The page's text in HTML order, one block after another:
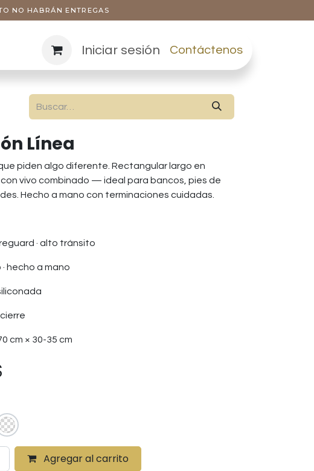
NO HABRÁN ENTREGAS
Iniciar sesión Contáctenos
Línea
piden algo diferente. Rectangular largo en
vivo combinado — ideal para bancos, pies de
Hecho a mano con terminaciones cuidadas.
· alto tránsito
hecho a mano
cm × 30-35 cm
Agregar al carrito